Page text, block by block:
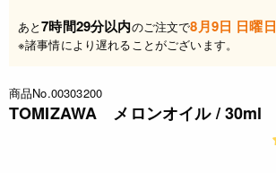
あと7時間29分以内のご注文で8月9日 日曜日
※諸事情により遅れることがございます。
商品No.00303200
TOMIZAWA メロンオイル / 30ml